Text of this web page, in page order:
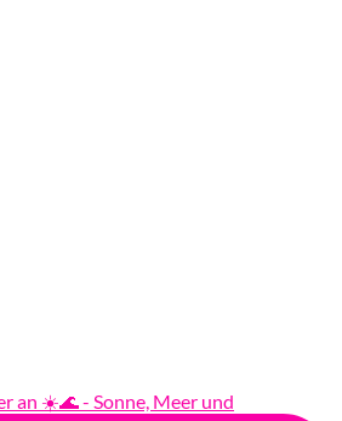
an ☀️🌊 - Sonne, Meer und